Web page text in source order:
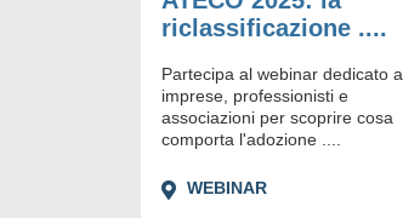
riclassificazione ....
Partecipa al webinar dedicato a
imprese, professionisti e
associazioni per scoprire cosa
comporta l'adozione ....
WEBINAR